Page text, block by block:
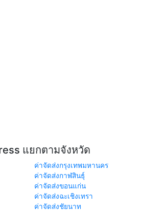
แยกตามจังหวัด
ค่าจัดส่งกรุงเทพมหานคร
ค่าจัดส่งกาฬสินธุ์
ค่าจัดส่งขอนแก่น
ค่าจัดส่งฉะเชิงเทรา
ค่าจัดส่งชัยนาท